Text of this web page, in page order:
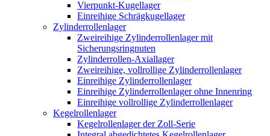
Vierpunkt-Kugellager
Einreihige Schrägkugellager
Zylinderrollenlager
Zweireihige Zylinderrollenlager mit
Sicherungsringnuten
Zylinderrollen-Axiallager
Zweireihige, vollrollige Zylinderrollenlager
Einreihige Zylinderrollenlager
Einreihige Zylinderrollenlager ohne Innenring
Einreihige vollrollige Zylinderrollenlager
Kegelrollenlager
Kegelrollenlager der Zoll-Serie